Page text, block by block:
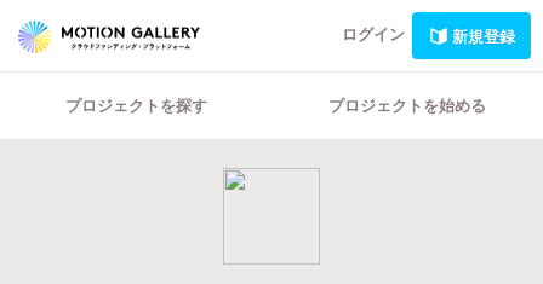
ログイン 新規登録
プロジェクトを探す プロジェクトを始める